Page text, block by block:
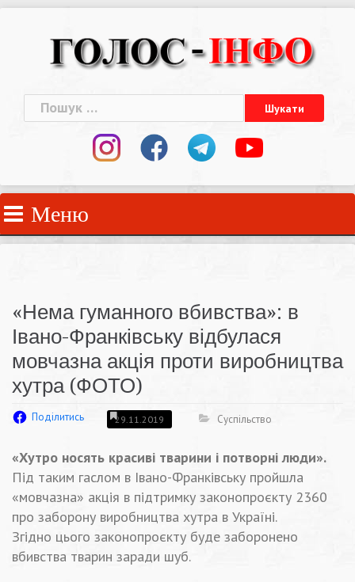
Пошук:
Меню
«Нема гуманного вбивства»: в
Івано-Франківську відбулася
мовчазна акція проти виробництва
хутра (ФОТО)
Поділитись 29.11.2019 Суспільство
«Хутро носять красиві тварини і потворні люди».
Під таким гаслом в Івано-Франківську пройшла
«мовчазна» акція в підтримку законопроєкту 2360
про заборону виробництва хутра в Україні.
Згідно цього законопроєкту буде заборонено
вбивства тварин заради шуб.